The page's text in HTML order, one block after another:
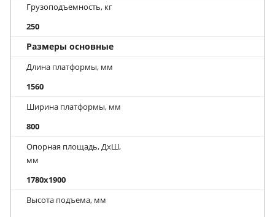
Грузоподъемность, кг
250
Размеры основные
Длина платформы, мм
1560
Ширина платформы, мм
800
Опорная площадь, ДхШ,
мм
1780x1900
Высота подъема, мм